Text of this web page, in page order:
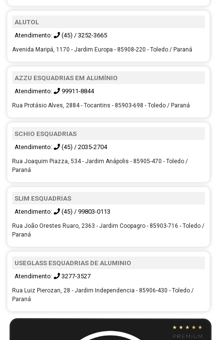
ALUTOL
Atendimento: (45) / 3252-3665
Avenida Maripá, 1170 - Jardim Europa - 85908-220 - Toledo / Paraná
AZZU ESQUADRIAS EM ALUMÍNIO
Atendimento: 99911-8844
Rua Protásio Alves, 2884 - Tocantins - 85903-698 - Toledo / Paraná
SCHIO ESQUADRIAS
Atendimento: (45) / 2035-2704
Rua Joaquim Piazza, 534 - Jardim Anápolis - 85905-470 - Toledo /
Paraná
SLIM ESQUADRIAS
Atendimento: (45) / 99803-0113
Rua João Orestes Ruaro, 2363 - Jardim Coopagro - 85903-716 - Toledo /
Paraná
USEGLASS ESQUADRIAS DE ALUMINIO
Atendimento: 3277-3527
Rua Luiz Pierozan, 28 - Jardim Independencia - 85906-430 - Toledo /
Paraná